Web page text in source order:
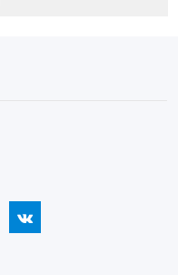
